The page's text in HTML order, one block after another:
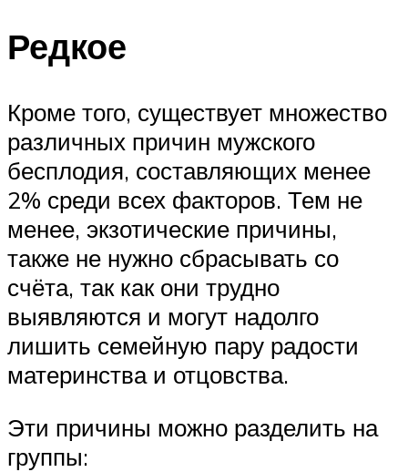
Редкое
Кроме того, существует множество
различных причин мужского
бесплодия, составляющих менее
2% среди всех факторов. Тем не
менее, экзотические причины,
также не нужно сбрасывать со
счёта, так как они трудно
выявляются и могут надолго
лишить семейную пару радости
материнства и отцовства.
Эти причины можно разделить на
группы: